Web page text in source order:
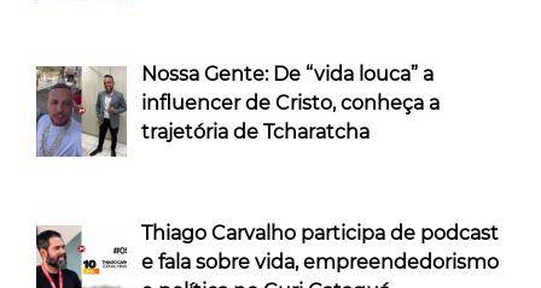
Nossa Gente: De “vida louca” a
influencer de Cristo, conheça a
trajetória de Tcharatcha
Thiago Carvalho participa de podcast
e fala sobre vida, empreendedorismo